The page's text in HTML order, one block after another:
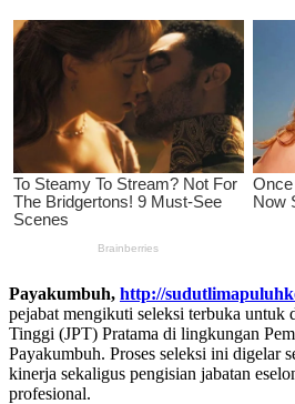
Payakumbuh, http://
pejabat mengikuti seleksi terbuka untuk
Tinggi (JPT) Pratama di lingkungan
Payakumbuh. Proses seleksi ini digelar
kinerja sekaligus pengisian jabatan
profesional.